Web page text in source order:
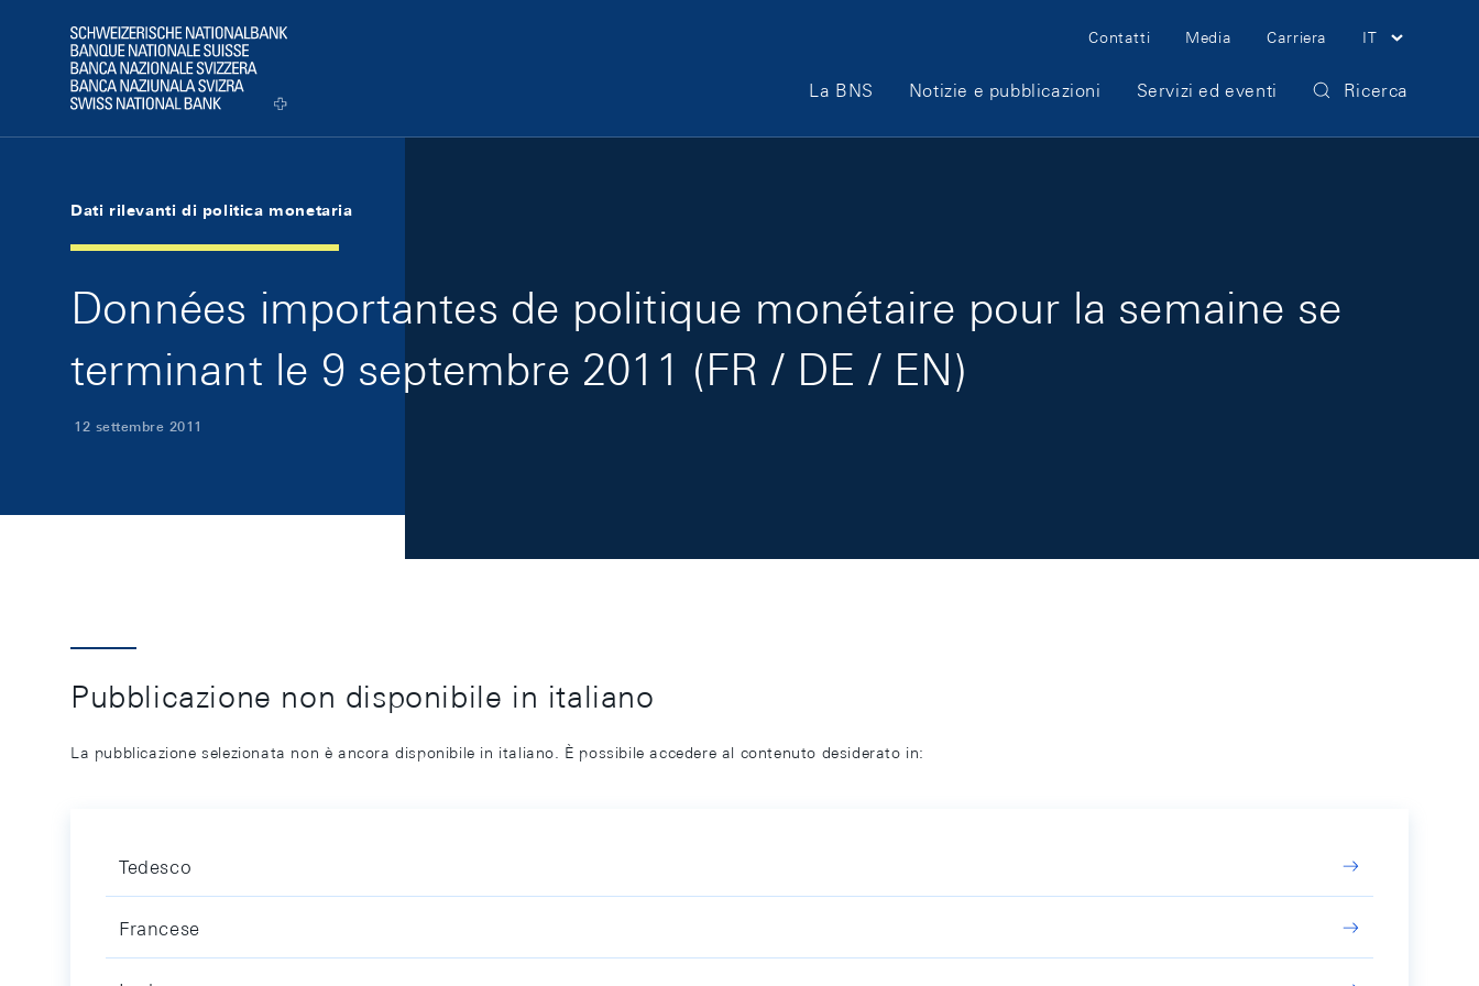
Logo
Meta Navigation
Contatti Media Carriera IT
Main Navigation
La BNS Notizie e pubblicazioni Servizi ed eventi Ricerca
Dati rilevanti di politica monetaria
Données importantes de politique monétaire pour la semaine se
terminant le 9 septembre 2011 (FR / DE / EN)
12 settembre 2011
Pubblicazione non disponibile in italiano
La pubblicazione selezionata non è ancora disponibile in italiano. È possibile accedere al contenuto desiderato in:
Tedesco
Francese